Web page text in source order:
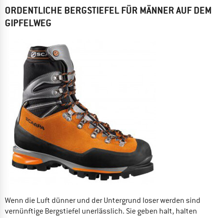
ORDENTLICHE BERGSTIEFEL FÜR MÄNNER AUF DEM
GIPFELWEG
Wenn die Luft dünner und der Untergrund loser werden sind
vernünftige Bergstiefel unerlässlich. Sie geben halt, halten